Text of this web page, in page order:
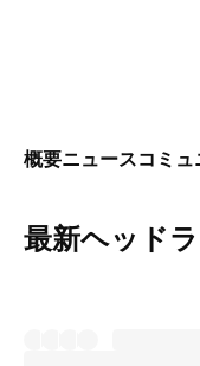
概要ニュースコミュ
最新ヘッド